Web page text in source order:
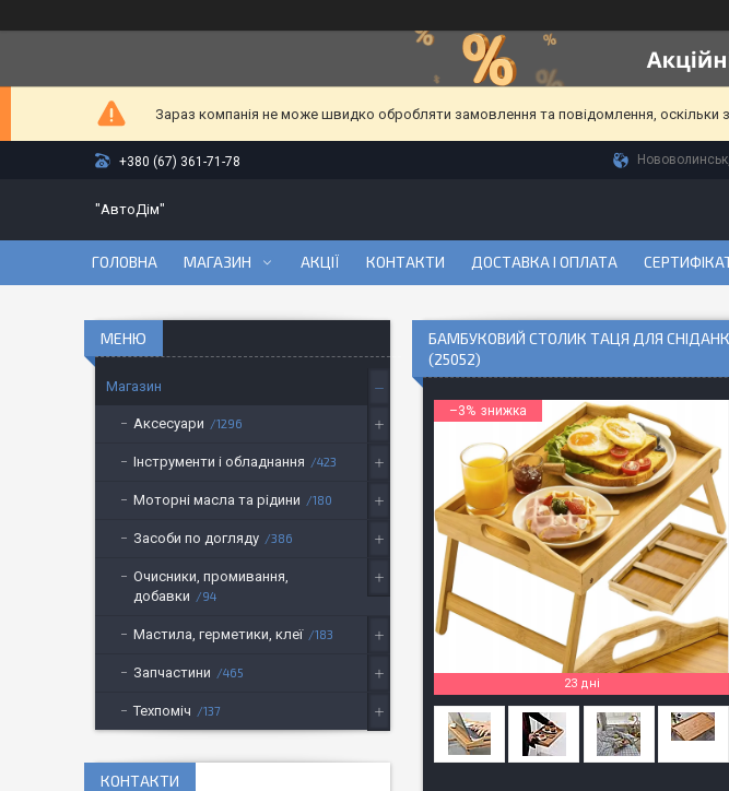
Зараз компанія не може швидко обробляти замовлення та повідомлення, оскільки
+380 (67) 361-71-78
"АвтоДім"
ГОЛОВНА МАГАЗИН АКЦІЇ КОНТАКТИ ДОСТАВКА І ОПЛАТА
БАМБУКОВИЙ СТОЛИК ТАЦЯ ДЛЯ
(25052)
–3%
23 дні
Магазин
Аксесуари 1296
Інструменти і обладнання 423
Моторні масла та рідини 180
Засоби по догляду 386
Очисники, промивання,
добавки
94
Мастила, герметики, клеї 183
Запчастини 465
Техпоміч 137
КОНТАКТИ